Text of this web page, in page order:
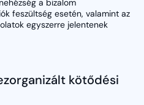
a bizalom
feszültség esetén, valamint az
egyszerre jelentenek
kötődési